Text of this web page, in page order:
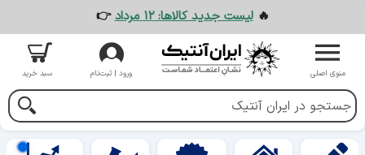
🔥لیست جدید کالاها: ۱۲ مرداد 👉
منوی اصلی ورود | ثبت‌نام سبد خرید